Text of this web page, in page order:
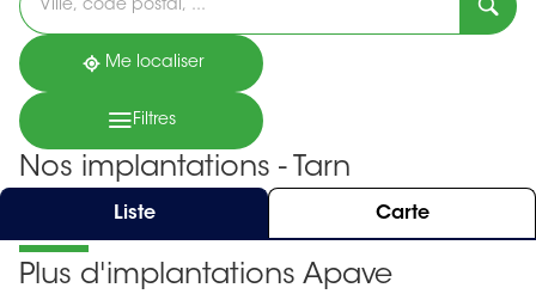
renseigner
une
adresse
Me localiser
Filtres
Nos implantations - Tarn
Liste Carte
Plus d'implantations Apave